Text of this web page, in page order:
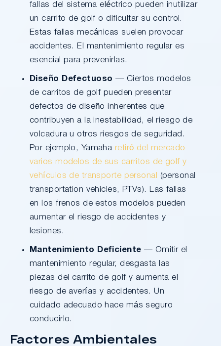
fallas del sistema eléctrico pueden inutilizar
un carrito de golf o dificultar su control.
Estas fallas mecánicas suelen provocar
accidentes. El mantenimiento regular es
esencial para prevenirlas.
Diseño Defectuoso — Ciertos modelos
de carritos de golf pueden presentar
defectos de diseño inherentes que
contribuyen a la inestabilidad, el riesgo de
volcadura u otros riesgos de seguridad.
Por ejemplo, Yamaha retiró del mercado
varios modelos de sus carritos de golf y
vehículos de transporte personal
(personal
transportation vehicles, PTVs). Las fallas
en los frenos de estos modelos pueden
aumentar el riesgo de accidentes y
lesiones.
Mantenimiento Deficiente — Omitir el
mantenimiento regular, desgasta las
piezas del carrito de golf y aumenta el
riesgo de averías y accidentes. Un
cuidado adecuado hace más seguro
conducirlo.
Factores Ambientales